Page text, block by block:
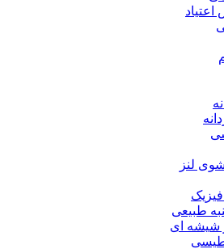
لنز
طبیعی
شیشه ای